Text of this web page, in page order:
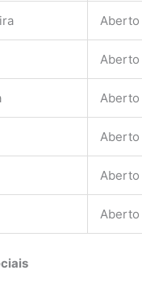
Aberto
Aberto
Aberto
Aberto
Aberto
Aberto